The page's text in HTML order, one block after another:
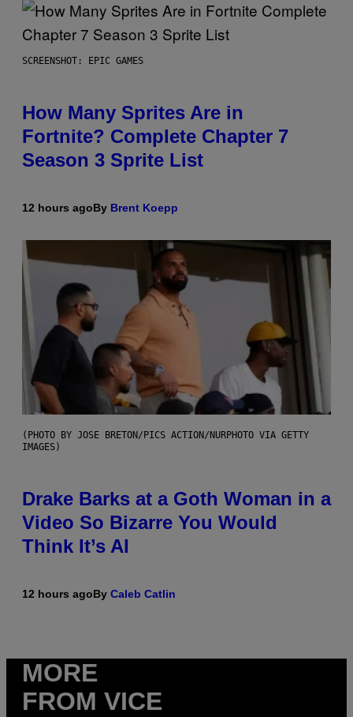
SCREENSHOT: EPIC GAMES
How Many Sprites Are in
Fortnite? Complete Chapter 7
Season 3 Sprite List
12 hours agoBy Brent Koepp
(PHOTO BY JOSE BRETON/PICS ACTION/NURPHOTO VIA GETTY
IMAGES)
Drake Barks at a Goth Woman in a
Video So Bizarre You Would
Think It’s AI
12 hours agoBy Caleb Catlin
MORE
FROM VICE